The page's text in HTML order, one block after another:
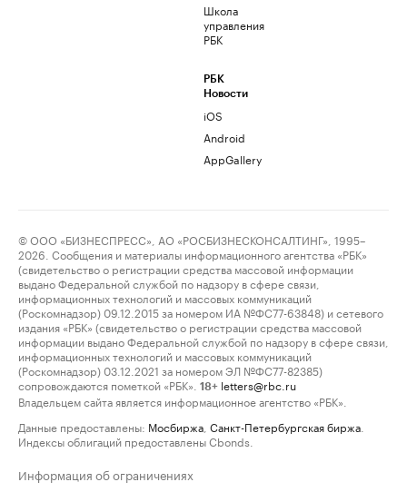
Школа
управления
РБК
РБК
Новости
iOS
Android
AppGallery
© ООО «БИЗНЕСПРЕСС», АО «РОСБИЗНЕСКОНСАЛТИНГ», 1995–
2026. Сообщения и материалы информационного агентства «РБК»
(свидетельство о регистрации средства массовой информации
выдано Федеральной службой по надзору в сфере связи,
информационных технологий и массовых коммуникаций
(Роскомнадзор) 09.12.2015 за номером ИА №ФС77-63848) и сетевого
издания «РБК» (свидетельство о регистрации средства массовой
информации выдано Федеральной службой по надзору в сфере связи,
информационных технологий и массовых коммуникаций
(Роскомнадзор) 03.12.2021 за номером ЭЛ №ФС77-82385)
сопровождаются пометкой «РБК».
18+ letters@rbc.ru
Владельцем сайта является информационное агентство «РБК».
Данные предоставлены: Мосбиржа Санкт-Петербургская биржа
Индексы облигаций предоставлены Cbonds.
Информация об ограничениях